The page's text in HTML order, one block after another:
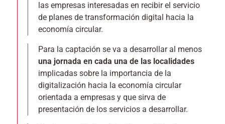
las empresas interesadas en recibir el servicio
de planes de transformación digital hacia la
economía circular.
Para la captación se va a desarrollar al menos
una jornada en cada una de las localidades
implicadas sobre la importancia de la
digitalización hacia la economía circular
orientada a empresas y que sirva de
presentación de los servicios a desarrollar.